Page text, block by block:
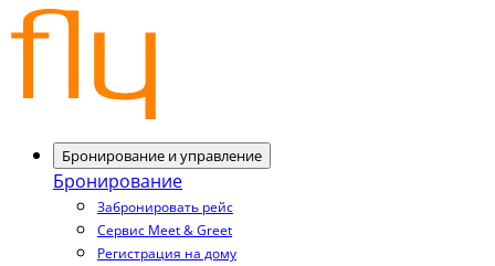
Бронирование и управление
Бронирование
Забронировать рейс
Сервис Meet & Greet
Регистрация на дому